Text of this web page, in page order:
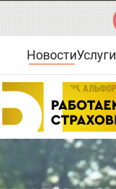
НовостиУслуги